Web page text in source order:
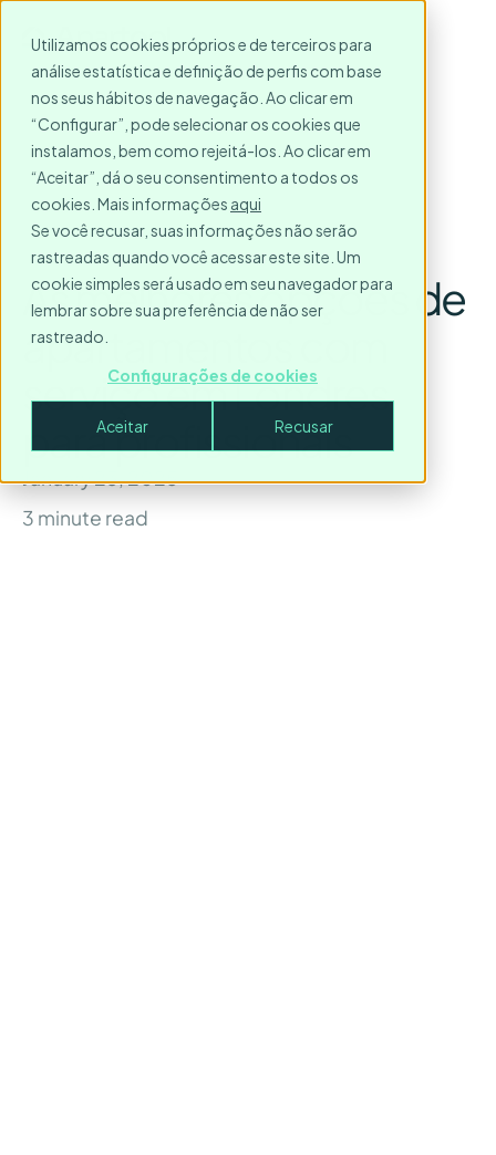
Utilizamos cookies próprios e de terceiros para
análise estatística e definição de perfis com base
nos seus hábitos de navegação. Ao clicar em
“Configurar”, pode selecionar os cookies que
instalamos, bem como rejeitá-los. Ao clicar em
“Aceitar”, dá o seu consentimento a todos os
cookies. Mais informações aqui
Se você recusar, suas informações não serão
rastreadas quando você acessar este site. Um
cookie simples será usado em seu navegador para
lembrar sobre sua preferência de não ser
rastreado.
Configurações de cookies
Aceitar Recusar
As melhores opções de
apartamentos com
serviço em Londres
para profissionais
January 23, 2025
3 minute read